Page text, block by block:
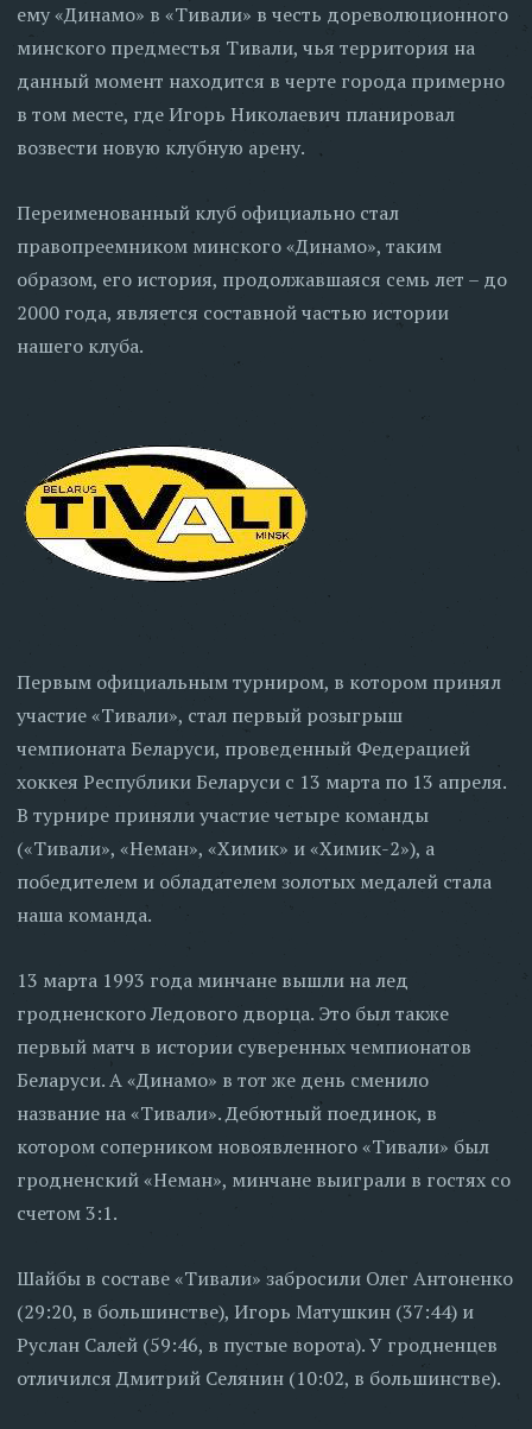
ему «Динамо» в «Тивали» в честь дореволюционного
минского предместья Тивали, чья территория на
данный момент находится в черте города примерно
в том месте, где Игорь Николаевич планировал
возвести новую клубную арену.
Переименованный клуб официально стал
правопреемником минского «Динамо», таким
образом, его история, продолжавшаяся семь лет – до
2000 года, является составной частью истории
нашего клуба.
Первым официальным турниром, в котором принял
участие «Тивали», стал первый розыгрыш
чемпионата Беларуси, проведенный Федерацией
хоккея Республики Беларуси с 13 марта по 13 апреля.
В турнире приняли участие четыре команды
(«Тивали», «Неман», «Химик» и «Химик-2»), а
победителем и обладателем золотых медалей стала
наша команда.
13 марта 1993 года минчане вышли на лед
гродненского Ледового дворца. Это был также
первый матч в истории суверенных чемпионатов
Беларуси. А «Динамо» в тот же день сменило
название на «Тивали». Дебютный поединок, в
котором соперником новоявленного «Тивали» был
гродненский «Неман», минчане выиграли в гостях со
счетом 3:1.
Шайбы в составе «Тивали» забросили Олег Антоненко
(29:20, в большинстве), Игорь Матушкин (37:44) и
Руслан Салей (59:46, в пустые ворота). У гродненцев
отличился Дмитрий Селянин (10:02, в большинстве).